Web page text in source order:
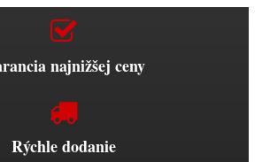
najnižšej ceny
Rýchle dodanie